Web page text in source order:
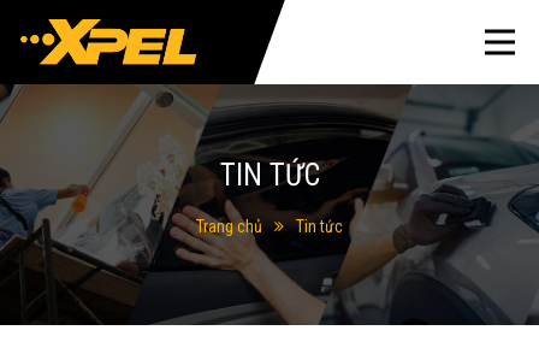
TIN TỨC
Trang chủ Tin tức